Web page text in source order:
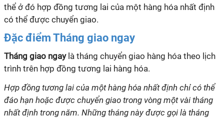
thể ở đó hợp đồng tương lai của một hàng hóa nhất định
có thể được chuyển giao.
Đặc điểm Tháng giao ngay
Tháng giao ngaylà tháng chuyển giao hàng hóa theo lịch
trình trên hợp đồng tương lai hàng hóa.
Hợp đồng tương lai của một hàng hóa nhất định chỉ có thể
đáo hạn hoặc được chuyển giao trong vòng một vài tháng
nhất định trong năm. Những tháng này được gọi là tháng